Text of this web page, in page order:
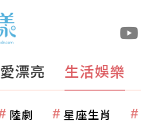
愛漂亮 生活娛樂
陸劇 星座生肖